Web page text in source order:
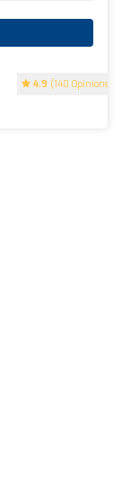
4.9 (140 Opinions)